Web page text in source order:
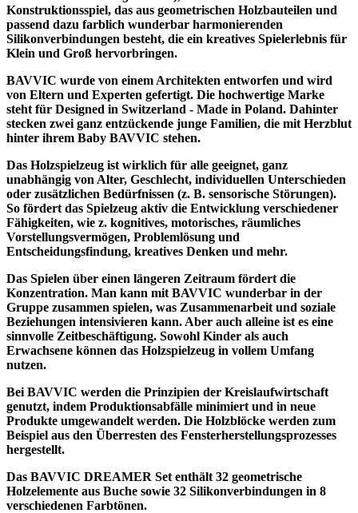
Konstruktionsspiel, das aus geometrischen Holzbauteilen und
passend dazu farblich wunderbar harmonierenden
Silikonverbindungen besteht, die ein kreatives Spielerlebnis für
Klein und Groß hervorbringen.
BAVVIC wurde von einem Architekten entworfen und wird
von Eltern und Experten gefertigt. Die hochwertige Marke
steht für Designed in Switzerland - Made in Poland. Dahinter
stecken zwei ganz entzückende junge Familien, die mit Herzblut
hinter ihrem Baby BAVVIC stehen.
Das Holzspielzeug ist wirklich für alle geeignet, ganz
unabhängig von Alter, Geschlecht, individuellen Unterschieden
oder zusätzlichen Bedürfnissen (z. B. sensorische Störungen).
So fördert das Spielzeug aktiv die Entwicklung verschiedener
Fähigkeiten, wie z. kognitives, motorisches, räumliches
Vorstellungsvermögen, Problemlösung und
Entscheidungsfindung, kreatives Denken und mehr.
Das Spielen über einen längeren Zeitraum fördert die
Konzentration. Man kann mit BAVVIC wunderbar in der
Gruppe zusammen spielen, was Zusammenarbeit und soziale
Beziehungen intensivieren kann. Aber auch alleine ist es eine
sinnvolle Zeitbeschäftigung. Sowohl Kinder als auch
Erwachsene können das Holzspielzeug in vollem Umfang
nutzen.
Bei BAVVIC werden die Prinzipien der Kreislaufwirtschaft
genutzt, indem Produktionsabfälle minimiert und in neue
Produkte umgewandelt werden. Die Holzblöcke werden zum
Beispiel aus den Überresten des Fensterherstellungsprozesses
hergestellt.
Das BAVVIC DREAMER Set enthält 32 geometrische
Holzelemente aus Buche sowie 32 Silikonverbindungen in 8
verschiedenen Farbtönen.